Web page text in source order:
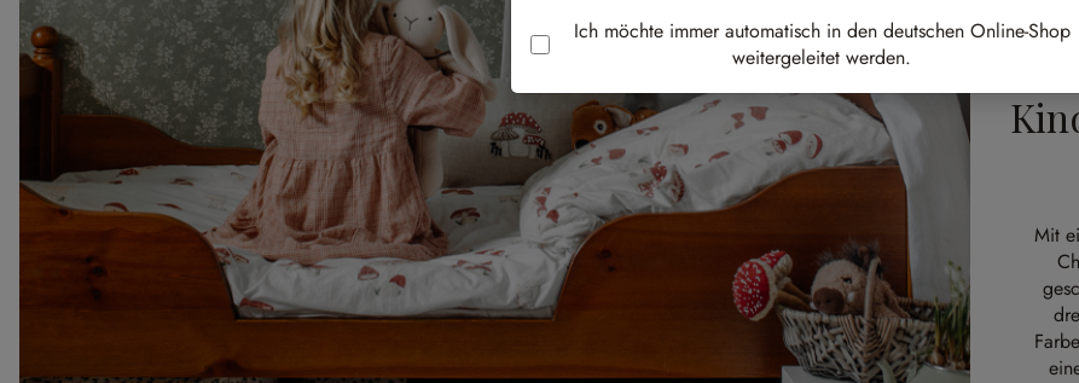
Mit
Ich möchte immer automatisch in den deutschen Online-Shop
weitergeleitet werden.